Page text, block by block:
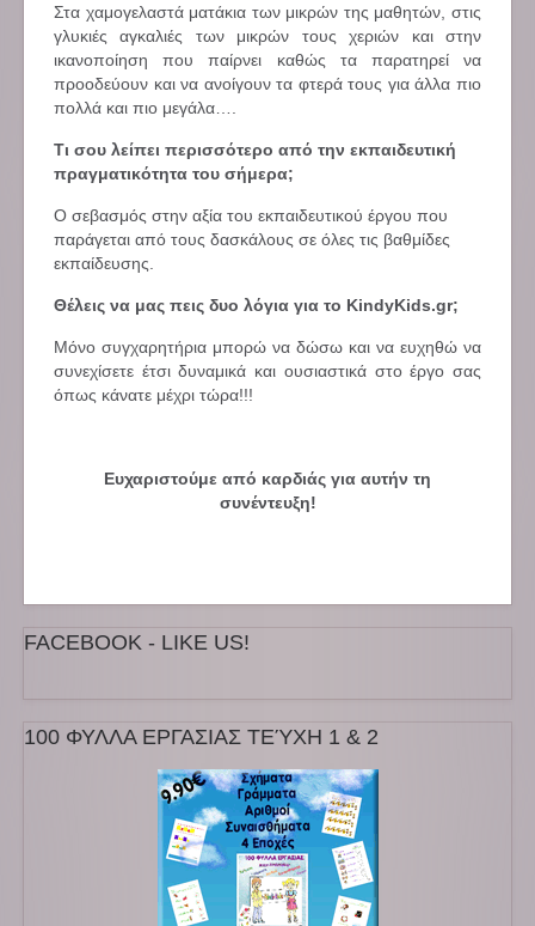
Στα χαμογελαστά ματάκια των μικρών της μαθητών, στις
γλυκιές αγκαλιές των μικρών τους χεριών και στην
ικανοποίηση που παίρνει καθώς τα παρατηρεί να
προοδεύουν και να ανοίγουν τα φτερά τους για άλλα πιο
πολλά και πιο μεγάλα….
Τι σου λείπει περισσότερο από την εκπαιδευτική
πραγματικότητα του σήμερα;
Ο σεβασμός στην αξία του εκπαιδευτικού έργου που
παράγεται από τους δασκάλους σε όλες τις βαθμίδες
εκπαίδευσης.
Θέλεις να μας πεις δυο λόγια για το KindyKids.gr;
Μόνο συγχαρητήρια μπορώ να δώσω και να ευχηθώ να
συνεχίσετε έτσι δυναμικά και ουσιαστικά στο έργο σας
όπως κάνατε μέχρι τώρα!!!
Ευχαριστούμε από καρδιάς για αυτήν τη
συνέντευξη!
FACEBOOK - LIKE US!
100 ΦΥΛΛΑ ΕΡΓΑΣΙΑΣ ΤΕΎΧΗ 1 & 2